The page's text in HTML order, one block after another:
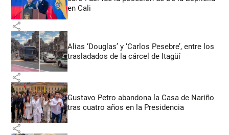
en Cali
share
Alias ‘Douglas’ y ‘Carlos Pesebre’, entre los
trasladados de la cárcel de Itagüí
share
Gustavo Petro abandona la Casa de Nariño
tras cuatro años en la Presidencia
share